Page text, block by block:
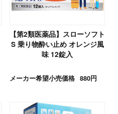
【第2類医薬品】スローソフト
S 乗り物酔い止め オレンジ風
味 12錠入
メーカー希望小売価格 880円